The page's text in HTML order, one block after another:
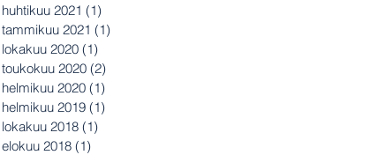
huhtikuu 2021 (1)
tammikuu 2021 (1)
lokakuu 2020 (1)
toukokuu 2020 (2)
helmikuu 2020 (1)
helmikuu 2019 (1)
lokakuu 2018 (1)
elokuu 2018 (1)